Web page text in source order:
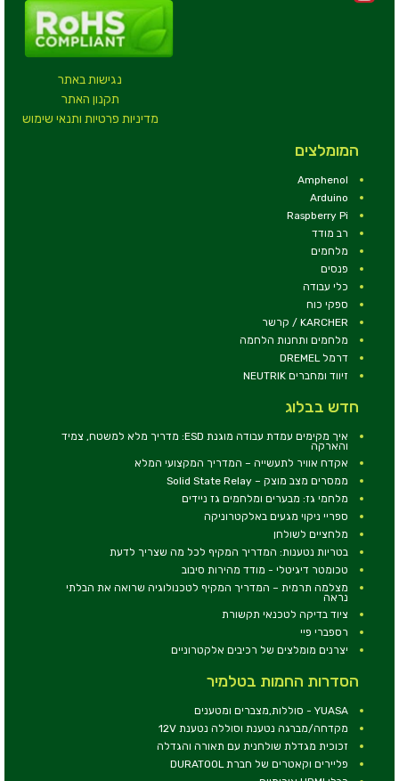
נגישות באתר
תקנון האתר
מדיניות פרטיות ותנאי שימוש
המומלצים
Amphenol
Arduino
Raspberry Pi
רב מודד
מלחמים
פנסים
כלי עבודה
ספקי כוח
KARCHER / קרשר
מלחמים ותחנות הלחמה
דרמל DREMEL
זיווד ומחברים NEUTRIK
חדש בבלוג
איך מקימים עמדת עבודה מוגנת ESD: מדריך מלא למשטח, צמיד
והארקה
אקדח אוויר לתעשייה – המדריך המקצועי המלא
ממסרים מצב מוצק – Solid State Relay
מלחמי גז: מבערים ומלחמים גז ניידים
ספריי ניקוי מגעים באלקטרוניקה
מלחציים לשולחן
בטריות נטענות: המדריך המקיף לכל מה שצריך לדעת
טכומטר דיגיטלי - מודד מהירות סיבוב
מצלמה תרמית – המדריך המקיף לטכנולוגיה שרואה את הבלתי
נראה
ציוד בדיקה לטכנאי תקשורת
רספברי פיי
יצרנים מומלצים של רכיבים אלקטרוניים
הסדרות החמות בטלמיר
YUASA - סוללות,מצברים ומטענים
מקדחה/מברגה נטענת וסוללה נטענת 12V
זכוכית מגדלת שולחנית עם תאורה והגדלה
פליירים וקאטרים של חברת DURATOOL